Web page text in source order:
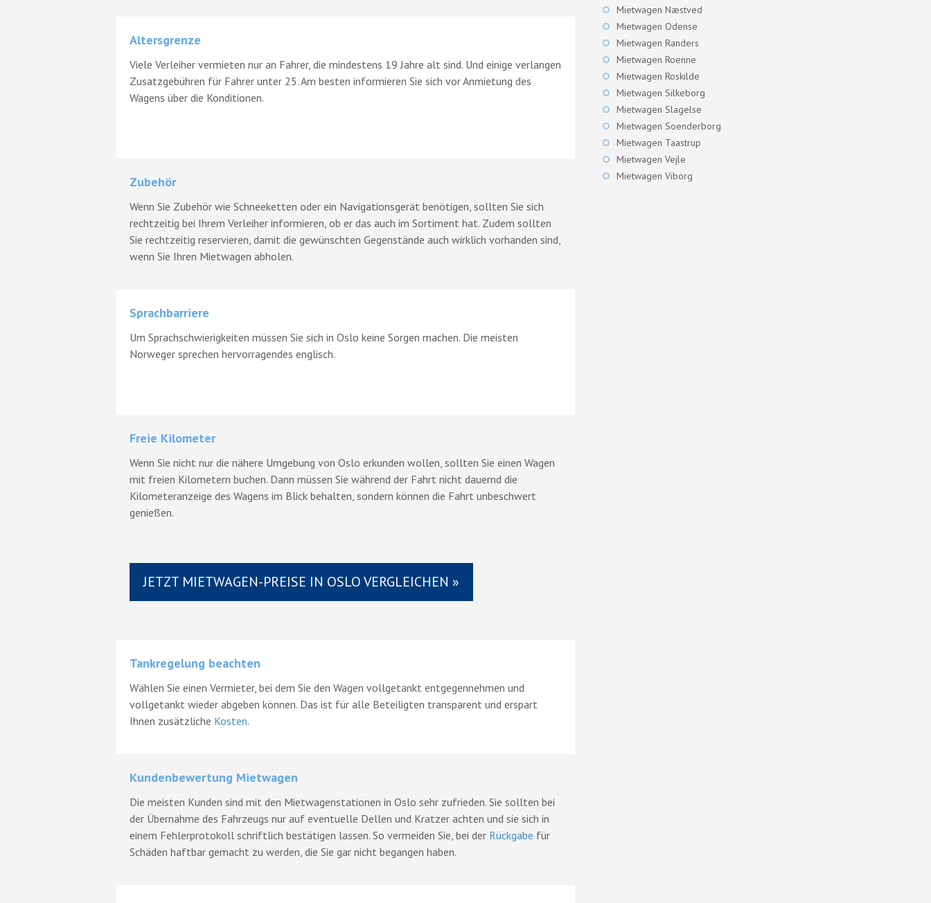
Altersgrenze
Viele Verleiher vermieten nur an Fahrer, die mindestens 19 Jahre alt sind. Und einige verlangen
Zusatzgebühren für Fahrer unter 25. Am besten informieren Sie sich vor Anmietung des
Wagens über die Konditionen.
Zubehör
Wenn Sie Zubehör wie Schneeketten oder ein Navigationsgerät benötigen, sollten Sie sich
rechtzeitig bei Ihrem Verleiher informieren, ob er das auch im Sortiment hat. Zudem sollten
Sie rechtzeitig reservieren, damit die gewünschten Gegenstände auch wirklich vorhanden sind,
wenn Sie Ihren Mietwagen abholen.
Sprachbarriere
Um Sprachschwierigkeiten müssen Sie sich in Oslo keine Sorgen machen. Die meisten
Norweger sprechen hervorragendes englisch.
Freie Kilometer
Wenn Sie nicht nur die nähere Umgebung von Oslo erkunden wollen, sollten Sie einen Wagen
mit freien Kilometern buchen. Dann müssen Sie während der Fahrt nicht dauernd die
Kilometeranzeige des Wagens im Blick behalten, sondern können die Fahrt unbeschwert
genießen.
JETZT MIETWAGEN-PREISE IN OSLO VERGLEICHEN »
Tankregelung beachten
Wählen Sie einen Vermieter, bei dem Sie den Wagen vollgetankt entgegennehmen und
vollgetankt wieder abgeben können. Das ist für alle Beteiligten transparent und erspart
Ihnen zusätzliche Kosten.
Kundenbewertung Mietwagen
Die meisten Kunden sind mit den Mietwagenstationen in Oslo sehr zufrieden. Sie sollten bei
der Übernahme des Fahrzeugs nur auf eventuelle Dellen und Kratzer achten und sie sich in
einem Fehlerprotokoll schriftlich bestätigen lassen. So vermeiden Sie, bei der Rückgabe für
Schäden haftbar gemacht zu werden, die Sie gar nicht begangen haben.
Mietwagen Næstved
Mietwagen Odense
Mietwagen Randers
Mietwagen Roenne
Mietwagen Roskilde
Mietwagen Silkeborg
Mietwagen Slagelse
Mietwagen Soenderborg
Mietwagen Taastrup
Mietwagen Vejle
Mietwagen Viborg